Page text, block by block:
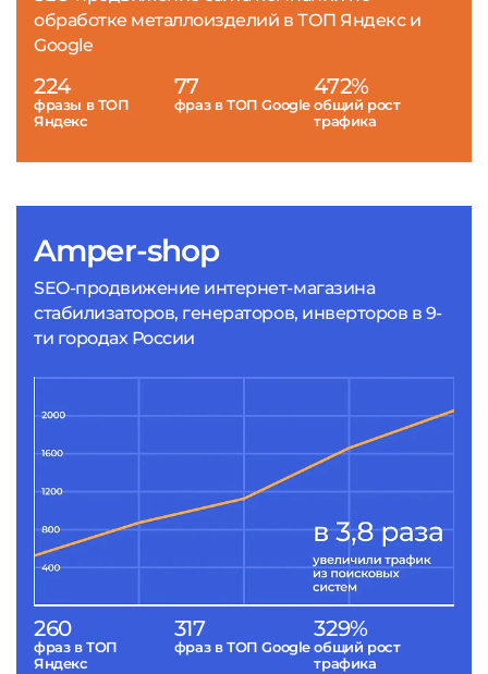
Amper-shop
SEO-продвижение интернет-магазина
стабилизаторов, генераторов, инверторов в 9-
ти городах России
260
фраз в ТОП
Яндекс
317
фраз в ТОП Google
329%
общий рост
трафика
обработке металлоизделий в ТОП Яндекс и
Google
224
фразы в ТОП
Яндекс
77
фраз в ТОП Google
472%
общий рост
трафика